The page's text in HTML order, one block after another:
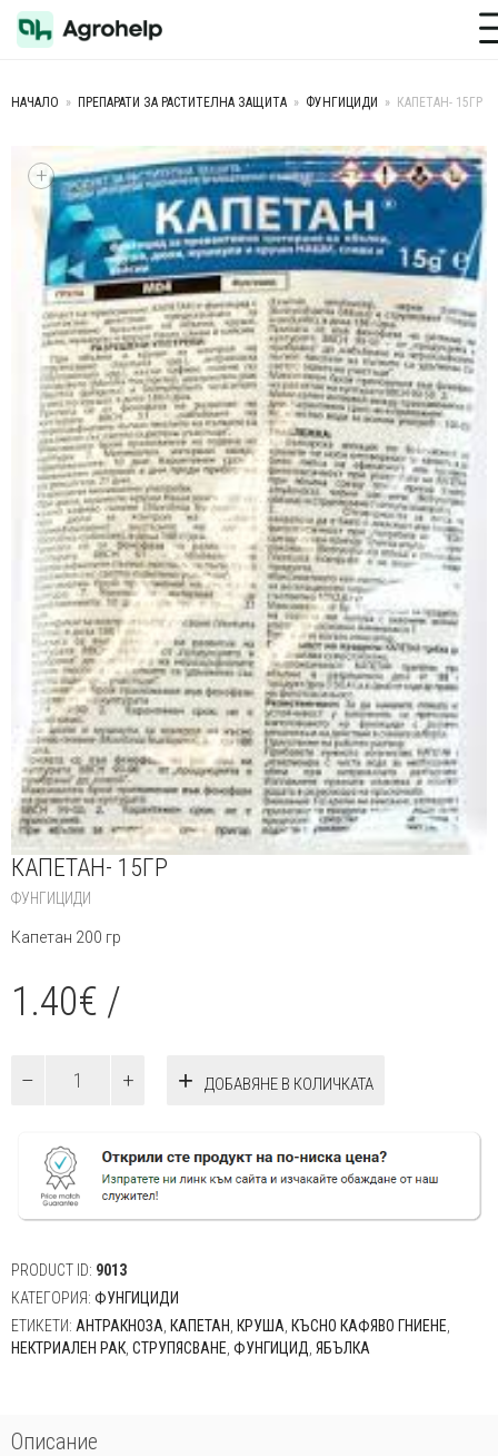
Toggle
НАЧАЛО » ПРЕПАРАТИ ЗА РАСТИТЕЛНА ЗАЩИТА » ФУНГИЦИДИ » КАПЕТАН- 15ГР
+
КАПЕТАН- 15ГР
ФУНГИЦИДИ
Капетан 200 гр
1.40€ /
ДОБАВЯНЕ В КОЛИЧКАТА
PRODUCT ID: 9013
КАТЕГОРИЯ: ФУНГИЦИДИ
ЕТИКЕТИ: АНТРАКНОЗА КАПЕТАН КРУША КЪСНО КАФЯВО ГНИЕНЕ
НЕКТРИАЛЕН РАК СТРУПЯСВАНЕ ФУНГИЦИД ЯБЪЛКА
Описание